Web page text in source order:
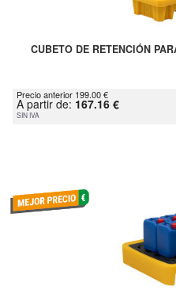
CUBETO DE RETENCIÓN
Precio anterior 199.00 €
A partir de: 167.16 €
SIN IVA